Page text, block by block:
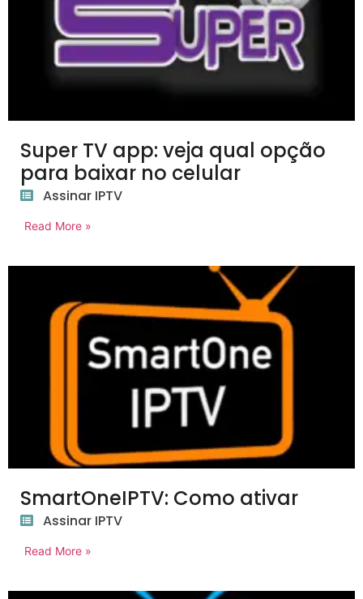
Super TV app: veja qual opção
para baixar no celular
Assinar IPTV
Read More »
SmartOneIPTV: Como ativar
Assinar IPTV
Read More »